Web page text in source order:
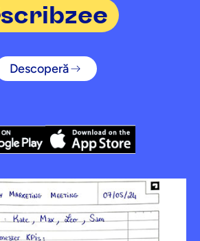
scribzee
Descoperă